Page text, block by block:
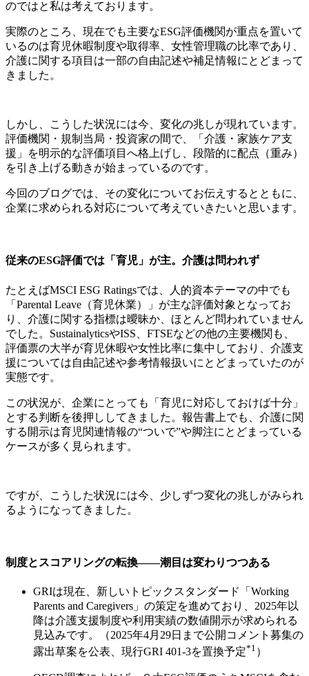
のではと私は考えております。
実際のところ、現在でも主要なESG評価機関が重点を置いて
いるのは育児休暇制度や取得率、女性管理職の比率であり、
介護に関する項目は一部の自由記述や補足情報にとどまって
きました。
しかし、こうした状況には今、変化の兆しが現れています。
評価機関・規制当局・投資家の間で、「介護・家族ケア支
援」を明示的な評価項目へ格上げし、段階的に配点（重み）
を引き上げる動きが始まっているのです。
今回のブログでは、その変化についてお伝えするとともに、
企業に求められる対応について考えていきたいと思います。
従来のESG評価では「育児」が主。介護は問われず
たとえばMSCI ESG Ratingsでは、人的資本テーマの中でも
「Parental Leave（育児休業）」が主な評価対象となってお
り、介護に関する指標は曖昧か、ほとんど問われていません
でした。SustainalyticsやISS、FTSEなどの他の主要機関も、
評価票の大半が育児休暇や女性比率に集中しており、介護支
援については自由記述や参考情報扱いにとどまっていたのが
実態です。
この状況が、企業にとっても「育児に対応しておけば十分」
とする判断を後押ししてきました。報告書上でも、介護に関
する開示は育児関連情報の“ついで”や脚注にとどまっている
ケースが多く見られます。
ですが、こうした状況には今、少しずつ変化の兆しがみられ
るようになってきました。
制度とスコアリングの転換――潮目は変わりつつある
GRIは現在、新しいトピックスタンダード「Working
Parents and Caregivers」の策定を進めており、2025年以
降は介護支援制度や利用実績の数値開示が求められる
見込みです。（2025年4月29日まで公開コメント募集の
露出草案を公表、現行GRI 401-3を置換予定*1 ）